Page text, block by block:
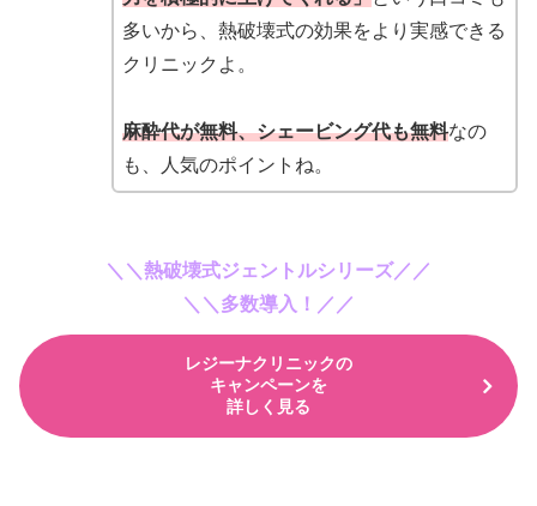
多いから、熱破壊式の効果をより実感できる
クリニックよ。
麻酔代が無料、シェービング代も無料なの
も、人気のポイントね。
＼＼熱破壊式ジェントルシリーズ／／
＼＼多数導入！／／
レジーナクリニックの
キャンペーンを
詳しく見る